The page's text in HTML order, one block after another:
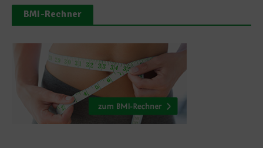
BMI-Rechner